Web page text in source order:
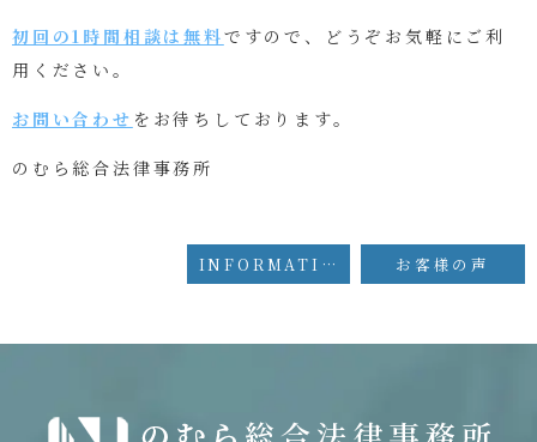
初回の1時間相談は無料ですので、どうぞお気軽にご利
用ください。
お問い合わせ をお待ちしております。
のむら総合法律事務所
INFORMATION お客様の声